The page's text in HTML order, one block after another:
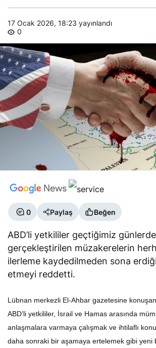
17 Ocak 2026, 18:23 yayınlandı
0
0 Paylaş Beğen
ABD’li yetkililer geçtiğimiz günlerde
gerçekleştirilen müzakerelerin
ilerleme kaydedilmeden sona
etmeyi reddetti.
Lübnan merkezli El-Ahbar gazetesine
ABD’li yetkililer, İsrail ve Hamas arasında
anlaşmalara varmaya çalışmak ve ihtilaflı
daha sonraki bir aşamaya ertelemek gibi yeni